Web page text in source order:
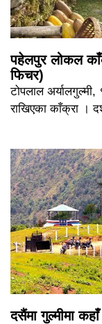
पहेलपुर लोकल
फिचर)
टोपलाल
राखिएका काँक्रा ।
दसैंमा गुल्मीमा